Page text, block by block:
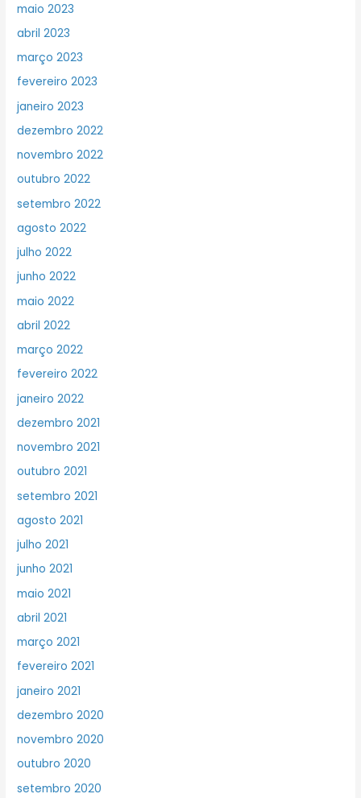
maio 2023
abril 2023
março 2023
fevereiro 2023
janeiro 2023
dezembro 2022
novembro 2022
outubro 2022
setembro 2022
agosto 2022
julho 2022
junho 2022
maio 2022
abril 2022
março 2022
fevereiro 2022
janeiro 2022
dezembro 2021
novembro 2021
outubro 2021
setembro 2021
agosto 2021
julho 2021
junho 2021
maio 2021
abril 2021
março 2021
fevereiro 2021
janeiro 2021
dezembro 2020
novembro 2020
outubro 2020
setembro 2020